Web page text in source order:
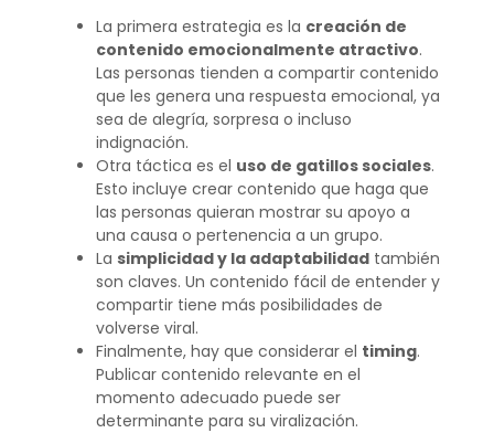
La primera estrategia es la creación de
contenido emocionalmente atractivo.
Las personas tienden a compartir contenido
que les genera una respuesta emocional, ya
sea de alegría, sorpresa o incluso
indignación.
Otra táctica es el uso de gatillos sociales.
Esto incluye crear contenido que haga que
las personas quieran mostrar su apoyo a
una causa o pertenencia a un grupo.
La simplicidad y la adaptabilidadtambién
son claves. Un contenido fácil de entender y
compartir tiene más posibilidades de
volverse viral.
Finalmente, hay que considerar el timing.
Publicar contenido relevante en el
momento adecuado puede ser
determinante para su viralización.